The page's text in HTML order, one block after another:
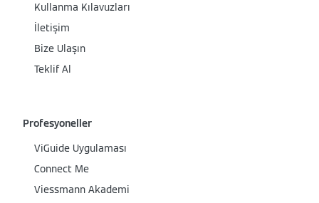
Kullanma Kılavuzları
İletişim
Bize Ulaşın
Teklif Al
Profesyoneller
ViGuide Uygulaması
Connect Me
Viessmann Akademi